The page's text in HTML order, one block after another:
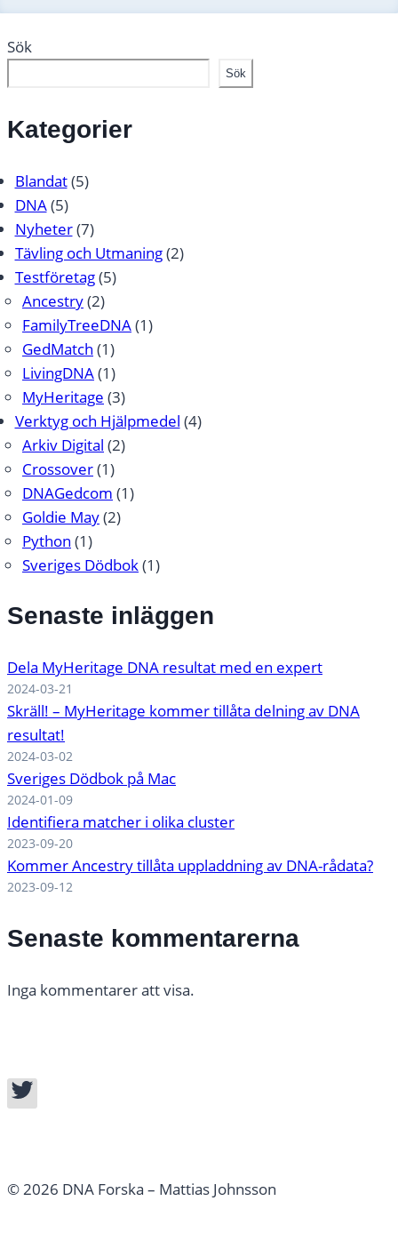
Sök
Sök
Kategorier
Blandat(5)
DNA(5)
Nyheter(7)
Tävling och Utmaning(2)
Testföretag(5)
Ancestry(2)
FamilyTreeDNA(1)
GedMatch (1)
LivingDNA(1)
MyHeritage (3)
Verktyg och Hjälpmedel (4)
Arkiv Digital (2)
Crossover(1)
DNAGedcom (1)
Goldie May(2)
Python (1)
Sveriges Dödbok(1)
Senaste inläggen
Dela MyHeritage DNA resultat med en expert
2024-03-21
Skräll! – MyHeritage kommer tillåta delning av DNA
resultat!
2024-03-02
Sveriges Dödbok på Mac
2024-01-09
Identifiera matcher i olika cluster
2023-09-20
Kommer Ancestry tillåta uppladdning av DNA-rådata?
2023-09-12
Senaste kommentarerna
Inga kommentarer att visa.
© 2026 DNA Forska – Mattias Johnsson